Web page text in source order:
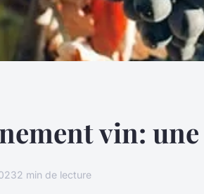
vin:
2 min de lecture